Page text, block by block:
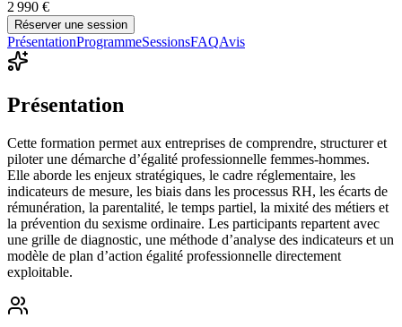
2 990 €
Réserver une session
PrésentationProgrammeSessionsFAQAvis
Présentation
Cette formation permet aux entreprises de comprendre, structurer et
piloter une démarche d’égalité professionnelle femmes-hommes.
Elle aborde les enjeux stratégiques, le cadre réglementaire, les
indicateurs de mesure, les biais dans les processus RH, les écarts de
rémunération, la parentalité, le temps partiel, la mixité des métiers et
la prévention du sexisme ordinaire. Les participants repartent avec
une grille de diagnostic, une méthode d’analyse des indicateurs et un
modèle de plan d’action égalité professionnelle directement
exploitable.